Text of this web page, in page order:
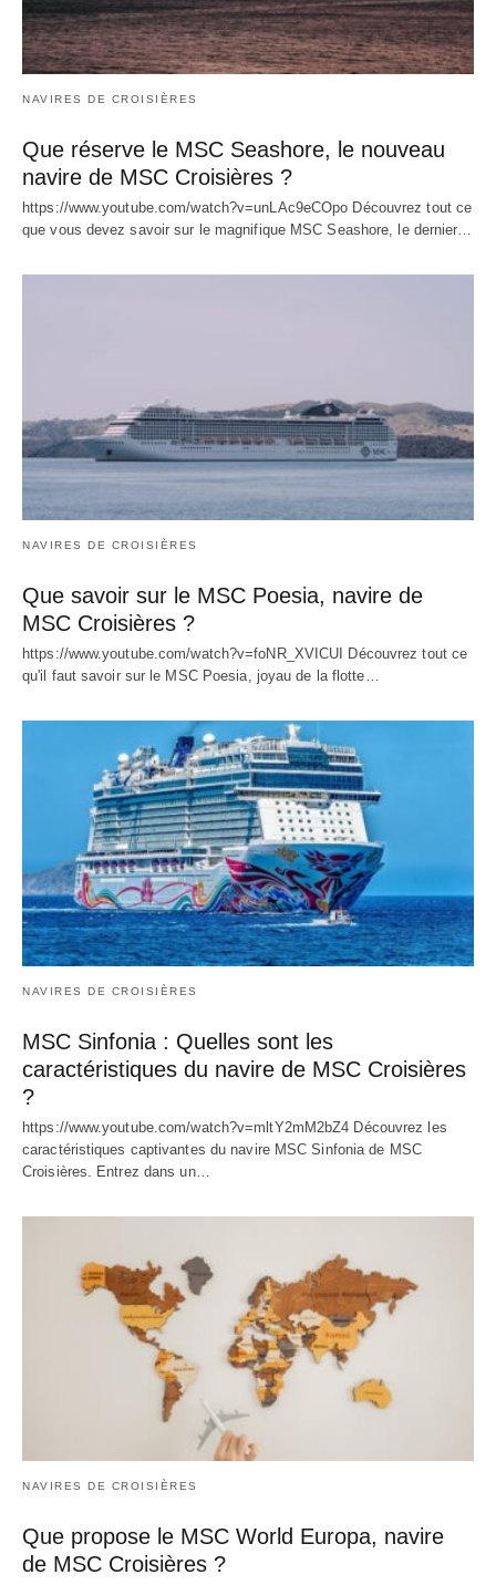
NAVIRES DE CROISIÈRES
Que réserve le MSC Seashore, le nouveau
navire de MSC Croisières ?
https://www.youtube.com/watch?v=unLAc9eCOpo Découvrez tout ce
que vous devez savoir sur le magnifique MSC Seashore, le dernier…
NAVIRES DE CROISIÈRES
Que savoir sur le MSC Poesia, navire de
MSC Croisières ?
https://www.youtube.com/watch?v=foNR_XVICUI Découvrez tout ce
qu'il faut savoir sur le MSC Poesia, joyau de la flotte…
NAVIRES DE CROISIÈRES
MSC Sinfonia : Quelles sont les
caractéristiques du navire de MSC Croisières
?
https://www.youtube.com/watch?v=mltY2mM2bZ4 Découvrez les
caractéristiques captivantes du navire MSC Sinfonia de MSC
Croisières. Entrez dans un…
NAVIRES DE CROISIÈRES
Que propose le MSC World Europa, navire
de MSC Croisières ?